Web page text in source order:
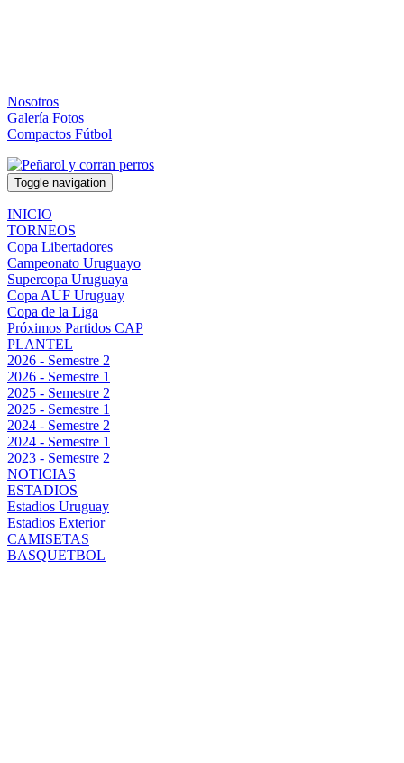
Nosotros
Galería Fotos
Compactos Fútbol
Toggle navigation
INICIO
TORNEOS
Copa Libertadores
Campeonato Uruguayo
Supercopa Uruguaya
Copa AUF Uruguay
Copa de la Liga
Próximos Partidos CAP
PLANTEL
2026 - Semestre 2
2026 - Semestre 1
2025 - Semestre 2
2025 - Semestre 1
2024 - Semestre 2
2024 - Semestre 1
2023 - Semestre 2
NOTICIAS
ESTADIOS
Estadios Uruguay
Estadios Exterior
CAMISETAS
BASQUETBOL